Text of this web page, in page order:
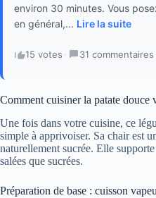
environ 30 minutes. Vous
en général,... Lire la suite
15 votes · 31 commentaires
Comment cuisiner la patate douce
Une fois dans votre cuisine, ce
simple à apprivoiser. Sa chair est
naturellement sucrée. Elle
salées que sucrées.
Préparation de base : cuisson